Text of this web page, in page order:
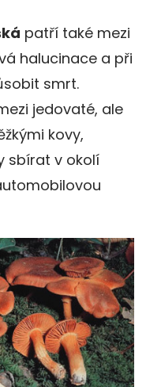
patří také mezi
halucinace a při
smrt.
jedovaté, ale
kovy,
sbírat v okolí